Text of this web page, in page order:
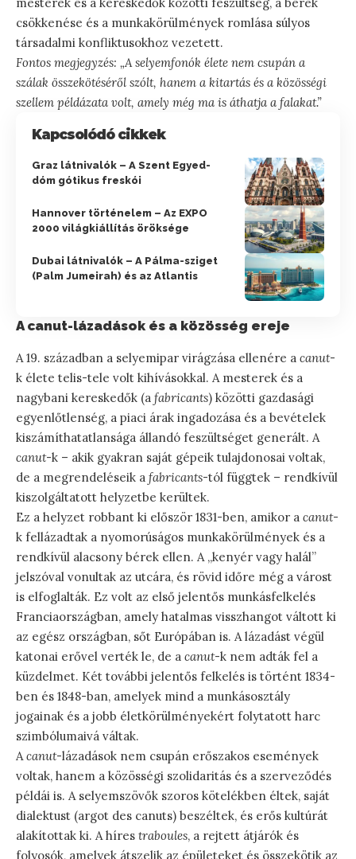
csökkenése és a munkakörülmények romlása súlyos
társadalmi konfliktusokhoz vezetett.
Fontos megjegyzés: „A selyemfonók élete nem csupán a
szálak összekötéséről szólt, hanem a kitartás és a közösségi
szellem példázata volt, amely még ma is áthatja a falakat.”
Kapcsolódó cikkek
Graz látnivalók – A Szent Egyed-
dóm gótikus freskói
Hannover történelem – Az EXPO
2000 világkiállítás öröksége
Dubai látnivalók – A Pálma-sziget
(Palm Jumeirah) és az Atlantis
A canut-lázadások és a közösség ereje
A 19. században a selyemipar virágzása ellenére a canut-
k élete telis-tele volt kihívásokkal. A mesterek és a
nagybani kereskedők (a fabricants) közötti gazdasági
egyenlőtlenség, a piaci árak ingadozása és a bevételek
kiszámíthatatlansága állandó feszültséget generált. A
canut-k – akik gyakran saját gépeik tulajdonosai voltak,
de a megrendeléseik a fabricants-tól függtek – rendkívül
kiszolgáltatott helyzetbe kerültek.
Ez a helyzet robbant ki először 1831-ben, amikor a canut-
k fellázadtak a nyomorúságos munkakörülmények és a
rendkívül alacsony bérek ellen. A „kenyér vagy halál”
jelszóval vonultak az utcára, és rövid időre még a várost
is elfoglalták. Ez volt az első jelentős munkásfelkelés
Franciaországban, amely hatalmas visszhangot váltott ki
az egész országban, sőt Európában is. A lázadást végül
katonai erővel verték le, de a canut-k nem adták fel a
küzdelmet. Két további jelentős felkelés is történt 1834-
ben és 1848-ban, amelyek mind a munkásosztály
jogainak és a jobb életkörülményekért folytatott harc
szimbólumaivá váltak.
Acanut-lázadások nem csupán erőszakos események
voltak, hanem a közösségi szolidaritás és a szerveződés
példái is. A selyemszövők szoros kötelékben éltek, saját
dialektust (argot des canuts) beszéltek, és erős kultúrát
alakítottak ki. A híres traboules, a rejtett átjárók és
folyosók, amelyek átszelik az épületeket és összekötik az